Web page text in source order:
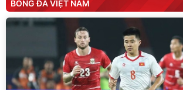
BÓNG ĐÁ VIỆT NAM